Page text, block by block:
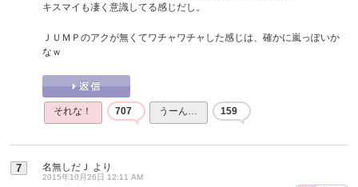
キスマイも凄く意識してる感じだし。
ＪＵＭＰのアクが無くてワチャワチャした感じは、確かに嵐っぽいか
なｗ
それな！ 707 うーん… 159
7 名無しだＪ より
2015年10月26日 12:11 AM